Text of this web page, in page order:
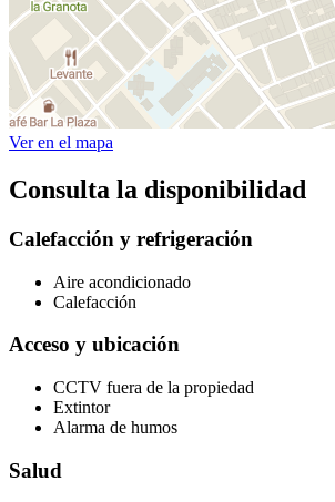
Ver en el mapa
Consulta la disponibilidad
Calefacción y refrigeración
Aire acondicionado
Calefacción
Acceso y ubicación
CCTV fuera de la propiedad
Extintor
Alarma de humos
Salud